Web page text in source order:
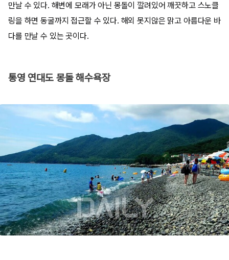
만날 수 있다. 해변에 모래가 아닌 몽돌이 깔려있어 깨끗하고 스노클
링을 하면 동굴까지 접근할 수 있다. 해외 못지않은 맑고 아름다운 바
다를 만날 수 있는 곳이다.
통영 연대도 몽돌 해수욕장